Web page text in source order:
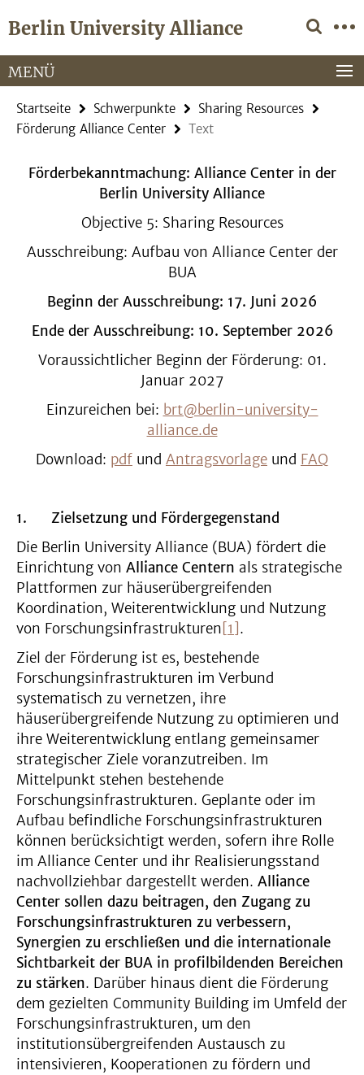
direkt
Inhalt
Berlin University Alliance
Service-
Navigation
MENÜ
Startseite Schwerpunkte
Sharing Resources
Förderung Alliance Center
Text
Förderbekanntmachung: Alliance Center in der
Berlin University Alliance
Objective 5: Sharing Resources
Ausschreibung: Aufbau von Alliance Center der
BUA
Beginn der Ausschreibung: 17. Juni 2026
Ende der Ausschreibung: 10. September 2026
Voraussichtlicher Beginn der Förderung: 01.
Januar 2027
Einzureichen bei: brt@berlin-university-
alliance.de
Download: pdf und Antragsvorlage und FAQ
1. Zielsetzung und Fördergegenstand
Die Berlin University Alliance (BUA) fördert die
Einrichtung von Alliance Centern als strategische
Plattformen zur häuserübergreifenden
Koordination, Weiterentwicklung und Nutzung
von Forschungsinfrastrukturen [1] .
Ziel der Förderung ist es, bestehende
Forschungsinfrastrukturen im Verbund
systematisch zu vernetzen, ihre
häuserübergreifende Nutzung zu optimieren und
ihre Weiterentwicklung entlang gemeinsamer
strategischer Ziele voranzutreiben. Im
Mittelpunkt stehen bestehende
Forschungsinfrastrukturen. Geplante oder im
Aufbau befindliche Forschungsinfrastrukturen
können berücksichtigt werden, sofern ihre Rolle
im Alliance Center und ihr Realisierungsstand
nachvollziehbar dargestellt werden. Alliance
Center sollen dazu beitragen, den Zugang zu
Forschungsinfrastrukturen zu verbessern,
Synergien zu erschließen und die internationale
Sichtbarkeit der BUA in profilbildenden Bereichen
zu stärken. Darüber hinaus dient die Förderung
dem gezielten Community Building im Umfeld der
Forschungsinfrastrukturen, um den
institutionsübergreifenden Austausch zu
intensivieren, Kooperationen zu fördern und